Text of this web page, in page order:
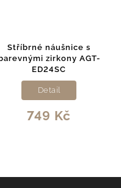
Stříbrné náušnice s
zirkony AGT-
ED24SC
749 Kč
Detail